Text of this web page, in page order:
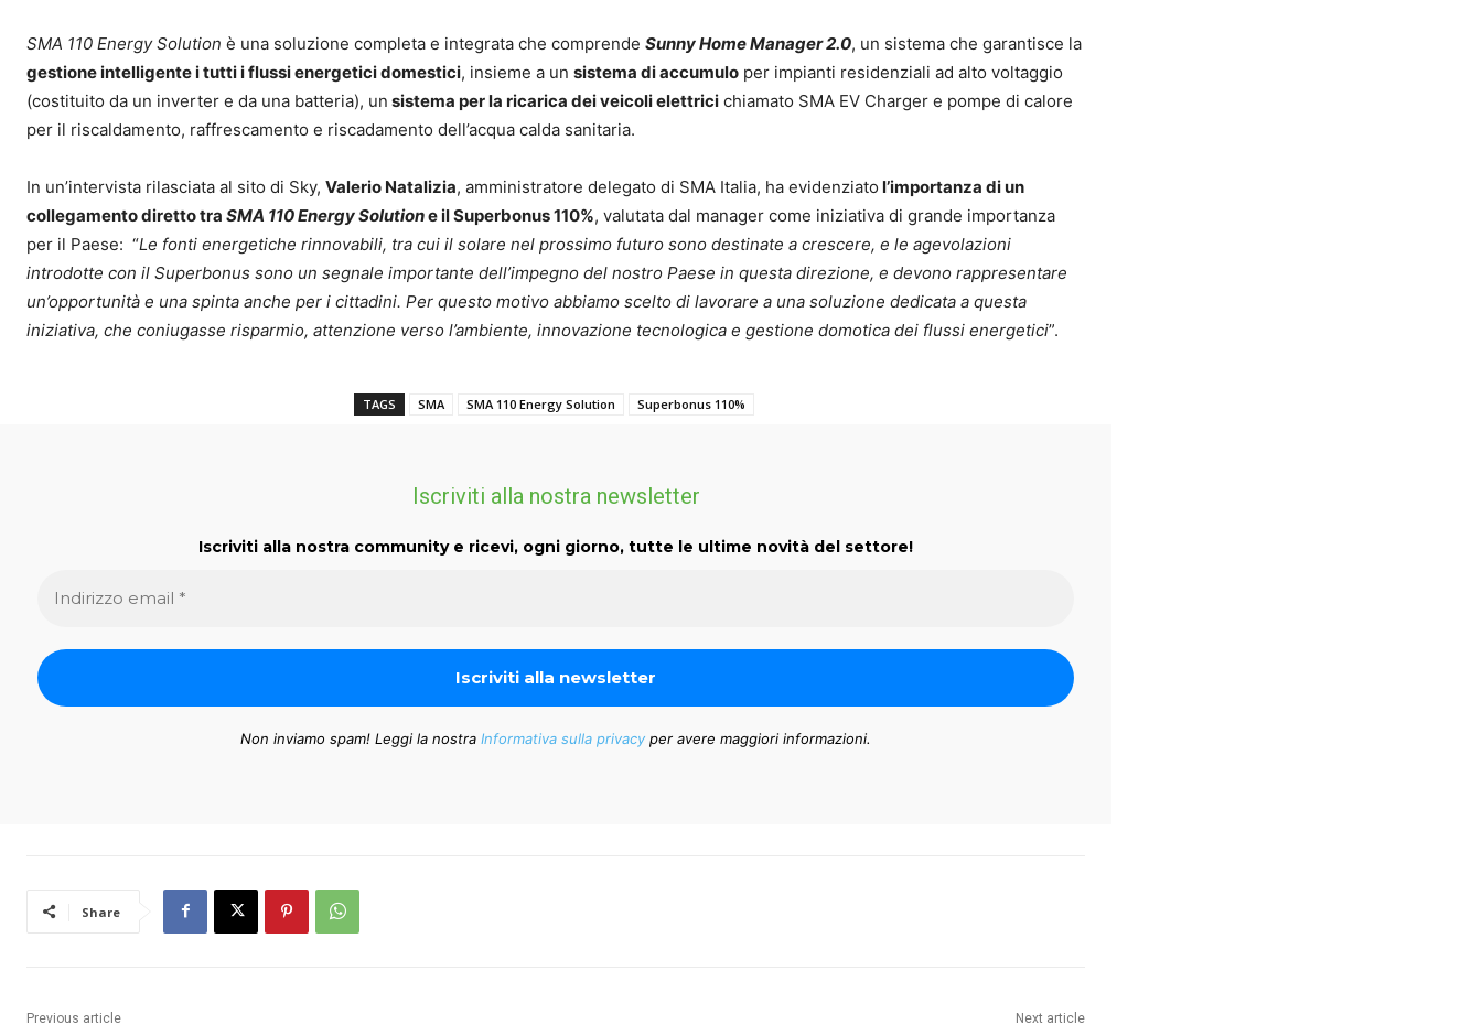
SMA 110 Energy Solution è una soluzione completa e integrata che comprende Sunny Home Manager 2.0, un sistema che garantisce la
gestione intelligente i tutti i flussi energetici domestici, insieme a un sistema di accumulo per impianti residenziali ad alto voltaggio
(costituito da un inverter e da una batteria), un sistema per la ricarica dei veicoli elettrici chiamato SMA EV Charger e pompe di calore
per il riscaldamento, raffrescamento e riscadamento dell’acqua calda sanitaria.
In un’intervista rilasciata al sito di Sky, Valerio Natalizia, amministratore delegato di SMA Italia, ha evidenziato l’importanza di un
collegamento diretto tra SMA 110 Energy Solutione il Superbonus 110%, valutata dal manager come iniziativa di grande importanza
per il Paese: “Le fonti energetiche rinnovabili, tra cui il solare nel prossimo futuro sono destinate a crescere, e le agevolazioni
introdotte con il Superbonus sono un segnale importante dell’impegno del nostro Paese in questa direzione, e devono rappresentare
un’opportunità e una spinta anche per i cittadini. Per questo motivo abbiamo scelto di lavorare a una soluzione dedicata a questa
iniziativa, che coniugasse risparmio, attenzione verso l’ambiente, innovazione tecnologica e gestione domotica dei flussi energetici”.
TAGS SMA SMA 110 Energy Solution Superbonus 110%
Iscriviti alla nostra newsletter
Iscriviti alla nostra community e ricevi, ogni giorno, tutte le ultime novità del settore!
Non inviamo spam! Leggi la nostra Informativa sulla privacy per avere maggiori informazioni.
Share
Previous article Next article